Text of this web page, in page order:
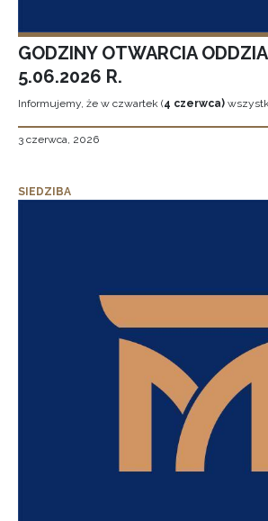
GODZINY OTWARCIA
5.06.2026 R.
Informujemy, że w czwartek (4 czerwca)
3 czerwca, 2026
SIEDZIBA